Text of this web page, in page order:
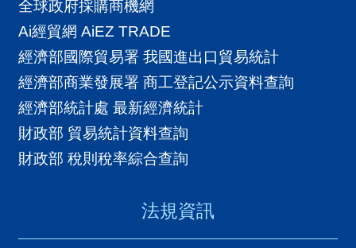
全球政府採購商機網
Ai經貿網 AiEZ TRADE
經濟部國際貿易署 我國進出口貿易統計
經濟部商業發展署 商工登記公示資料查詢
經濟部統計處 最新經濟統計
財政部 貿易統計資料查詢
財政部 稅則稅率綜合查詢
法規資訊